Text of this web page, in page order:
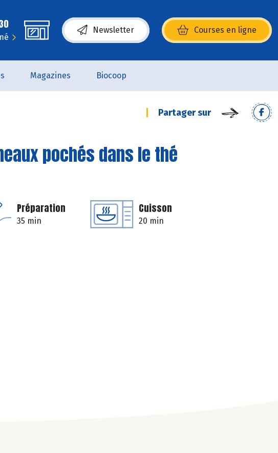
Newsletter Courses en ligne
(s’ouvre dans une nouvelle fenêtre)
Magazines Biocoop
Partager sur
pochés dans le thé
Préparation
35 min
Cuisson
20 min